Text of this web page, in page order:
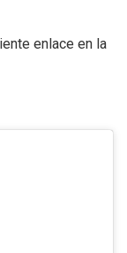
enlace en la